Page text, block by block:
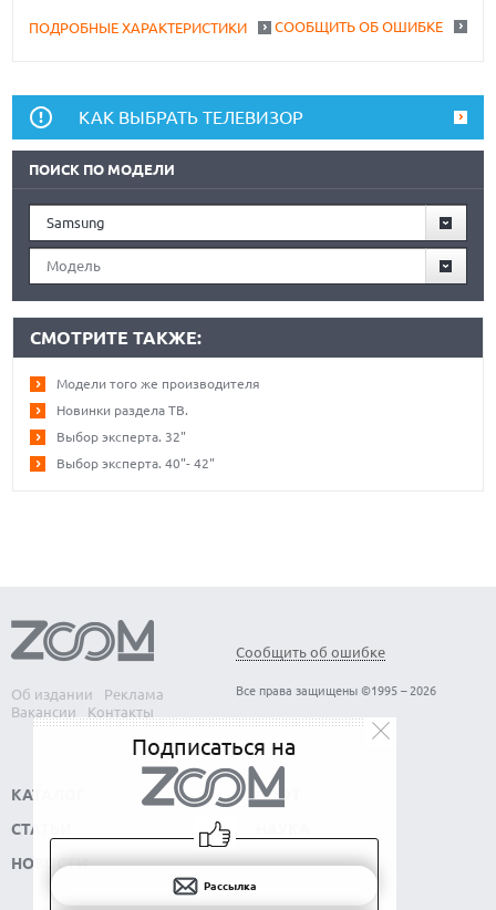
СООБЩИТЬ ОБ ОШИБКЕ
ПОДРОБНЫЕ ХАРАКТЕРИСТИКИ
КАК ВЫБРАТЬ ТЕЛЕВИЗОР
ПОИСК ПО МОДЕЛИ
Samsung
Модель
СМОТРИТЕ ТАКЖЕ:
Модели того же производителя
Новинки раздела ТВ.
Выбор эксперта. 32"
Выбор эксперта. 40"- 42"
Об издании
Реклама
Вакансии
Контакты
Сообщить об ошибке
Все права защищены ©1995 – 2026
КАТАЛОГ
СТАТЬИ
НОВОСТИ
СОФТ
Подписаться на
Рассылка